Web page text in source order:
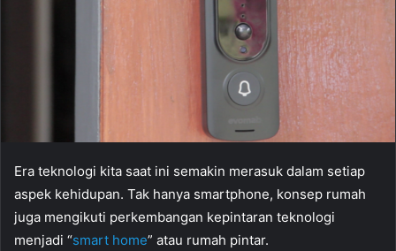
Era teknologi kita saat ini semakin merasuk dalam setiap
aspek kehidupan. Tak hanya smartphone, konsep rumah
juga mengikuti perkembangan kepintaran teknologi
menjadi “smart home” atau rumah pintar.